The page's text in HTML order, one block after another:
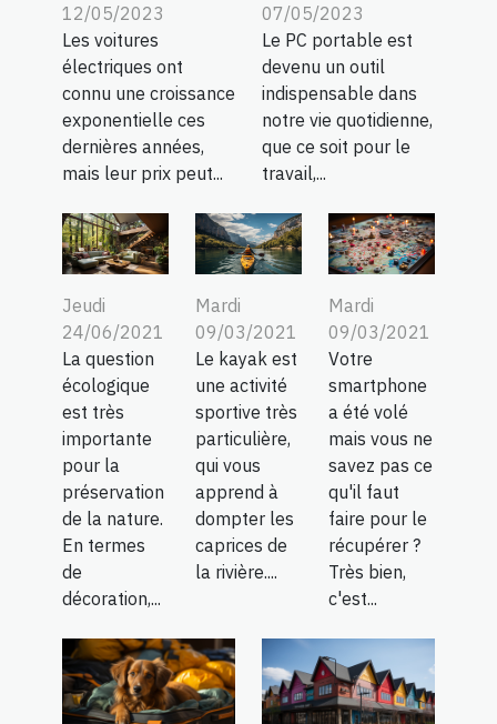
12/05/2023
Les voitures
électriques ont
connu une croissance
exponentielle ces
dernières années,
mais leur prix peut...
07/05/2023
Le PC portable est
devenu un outil
indispensable dans
notre vie quotidienne,
que ce soit pour le
travail,...
Jeudi
24/06/2021
La question
écologique
est très
importante
pour la
préservation
de la nature.
En termes
de
décoration,...
Mardi
09/03/2021
Le kayak est
une activité
sportive très
particulière,
qui vous
apprend à
dompter les
caprices de
la rivière....
Mardi
09/03/2021
Votre
smartphone
a été volé
mais vous ne
savez pas ce
qu'il faut
faire pour le
récupérer ?
Très bien,
c'est...